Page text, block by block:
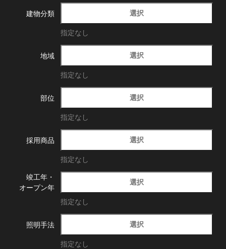
建物分類 選択
指定なし
地域 選択
指定なし
部位 選択
指定なし
採用商品 選択
指定なし
竣工年・
オープン年
選択
指定なし
照明手法 選択
指定なし